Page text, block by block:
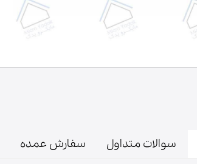
فیوز | دیود | لامپ | فیوز حرارتی
آون توستر
دنده مخلوط‌کن
سوالات متداول سفارش عمده